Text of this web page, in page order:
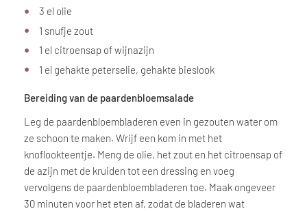
3 el olie
1 snufje zout
1 el citroensap of wijnazijn
1 el gehakte peterselie, gehakte bieslook
Bereiding van de paardenbloemsalade
Leg de paardenbloembladeren even in gezouten water om
ze schoon te maken. Wrijf een kom in met het
knoflookteentje. Meng de olie, het zout en het citroensap of
de azijn met de kruiden tot een dressing en voeg
vervolgens de paardenbloembladeren toe. Maak ongeveer
30 minuten voor het eten af, zodat de bladeren wat